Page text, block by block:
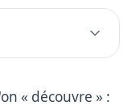
Hangzhou
« découvre » :